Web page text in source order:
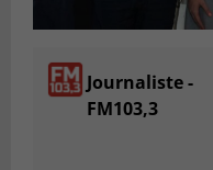
Journaliste -
FM103,3